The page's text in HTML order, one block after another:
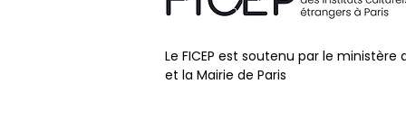
Le FICEP est soutenu par le ministère
et la Mairie de Paris